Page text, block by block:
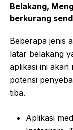
Belakang,
berkurang
Beberapa jenis
latar belakang
aplikasi ini akan
potensi
tiba.
Aplikasi